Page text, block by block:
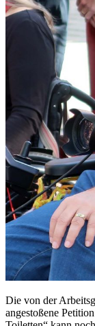
Die von der
angestoßene